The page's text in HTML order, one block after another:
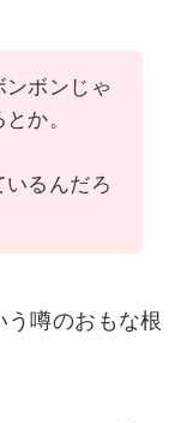
ボンじゃ
か。
いるんだろ
う噂のおもな根